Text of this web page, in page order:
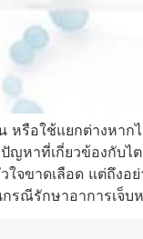
หรือใช้แยกต่างหาก
หาที่เกี่ยวข้องกับไต
จขาดเลือด แต่ถึงอ
รณีรักษาอาการเจ็บ